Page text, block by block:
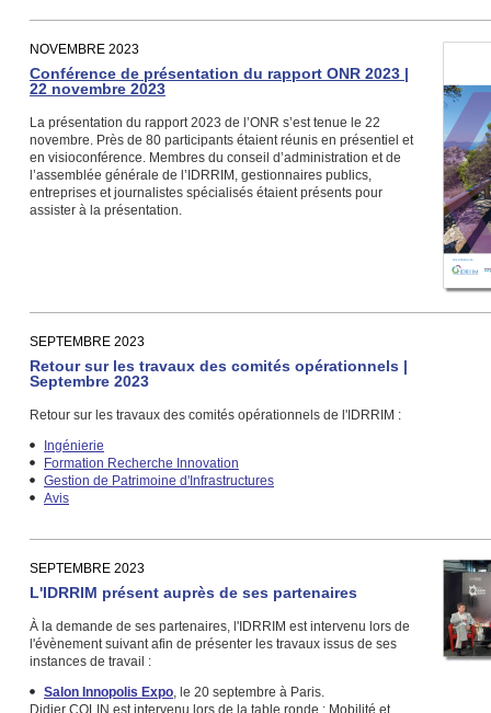
NOVEMBRE 2023
Conférence de présentation du rapport ONR 2023 |
22 novembre 2023
La présentation du rapport 2023 de l’ONR s’est tenue le 22
novembre. Près de 80 participants étaient réunis en présentiel et
en visioconférence. Membres du conseil d’administration et de
l’assemblée générale de l’IDRRIM, gestionnaires publics,
entreprises et journalistes spécialisés étaient présents pour
assister à la présentation.
SEPTEMBRE 2023
Retour sur les travaux des comités opérationnels |
Septembre 2023
Retour sur les travaux des comités opérationnels de l'IDRRIM :
Ingénierie
Formation Recherche Innovation
Gestion de Patrimoine d'Infrastructures
Avis
SEPTEMBRE 2023
L'IDRRIM présent auprès de ses partenaires
À la demande de ses partenaires, l'IDRRIM est intervenu lors de
l'évènement suivant afin de présenter les travaux issus de ses
instances de travail :
Salon Innopolis Expo, le 20 septembre à Paris.
Didier COLIN est intervenu lors de la table ronde : Mobilité et